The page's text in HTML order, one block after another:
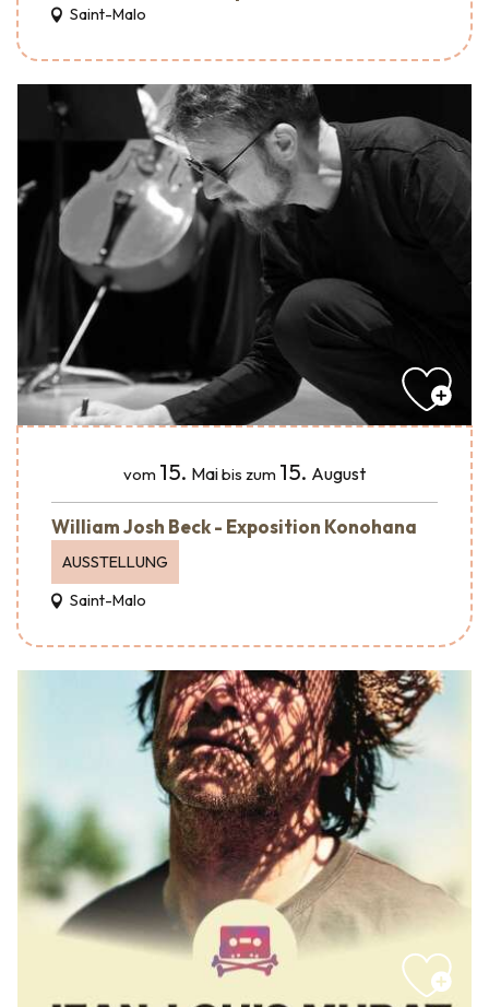
Saint-Malo
vom 15. Maibis zum 15. August
William Josh Beck - Exposition Konohana
AUSSTELLUNG
Saint-Malo